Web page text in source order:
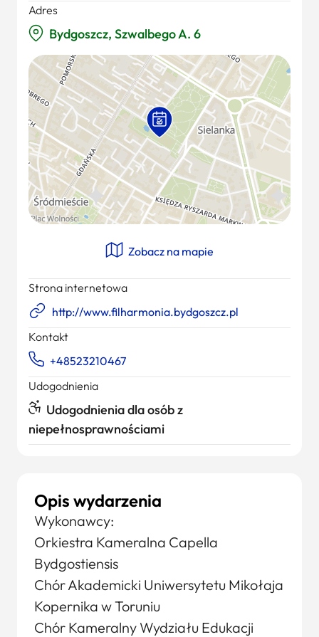
Opis wydarzenia
Wykonawcy:
Orkiestra Kameralna Capella
Bydgostiensis
Chór Akademicki Uniwersytetu Mikołaja
Kopernika w Toruniu
Chór Kameralny Wydziału Edukacji
Adres
Bydgoszcz, Szwalbego A. 6
Zobacz na mapie
Strona internetowa
http://www.filharmonia.bydgoszcz.pl
Kontakt
+48523210467
Udogodnienia
Udogodnienia dla osób z
niepełnosprawnościami